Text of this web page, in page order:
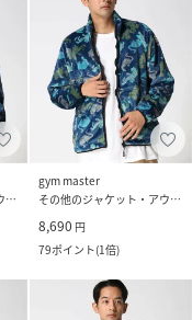
その他のジャケット・アウター
gym master
その他のジャケット・アウター
8,690 円
79ポイント(1倍)